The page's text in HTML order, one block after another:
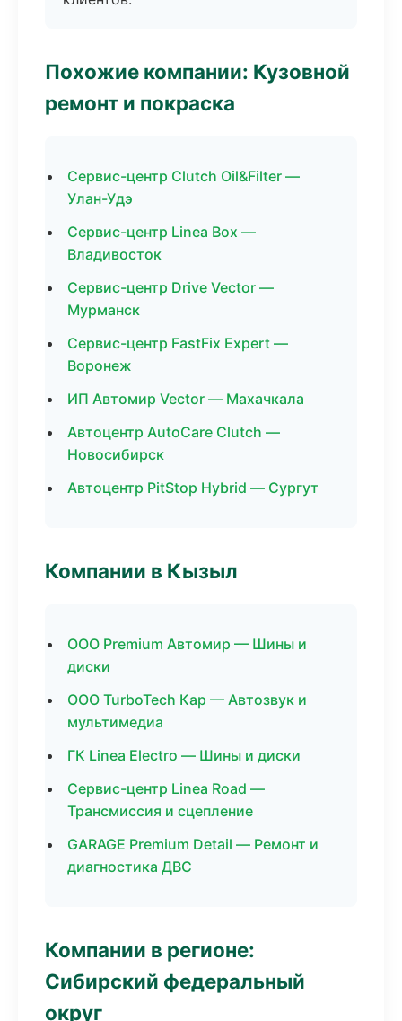
Похожие компании: Кузовной
ремонт и покраска
Сервис-центр Clutch Oil&Filter —
Улан-Удэ
Сервис-центр Linea Box —
Владивосток
Сервис-центр Drive Vector —
Мурманск
Сервис-центр FastFix Expert —
Воронеж
ИП Автомир Vector — Махачкала
Автоцентр AutoCare Clutch —
Новосибирск
Автоцентр PitStop Hybrid — Сургут
Компании в Кызыл
ООО Premium Автомир — Шины и
диски
ООО TurboTech Кар — Автозвук и
мультимедиа
ГК Linea Electro — Шины и диски
Сервис-центр Linea Road —
Трансмиссия и сцепление
GARAGE Premium Detail — Ремонт и
диагностика ДВС
Компании в регионе:
Сибирский федеральный
округ